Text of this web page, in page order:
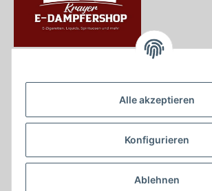
Alle akzeptieren
Konfigurieren
Ablehnen
Krayerstraße 249
Tel.:0201555402
info@krayer-edampfer-shop.de
Gesetzliche Informationen